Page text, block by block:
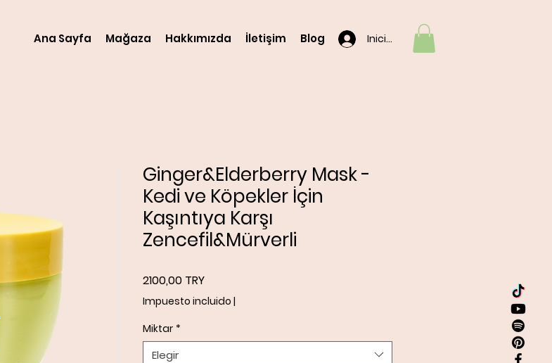
Iniciar sesión
Ana Sayfa Mağaza Hakkımızda İletişim Blog
Ginger&Elderberry Mask -
Kedi ve Köpekler İçin
Kaşıntıya Karşı
Zencefil&Mürverli
2100,00 TRYPrecio
Impuesto incluido |
Miktar *
Elegir